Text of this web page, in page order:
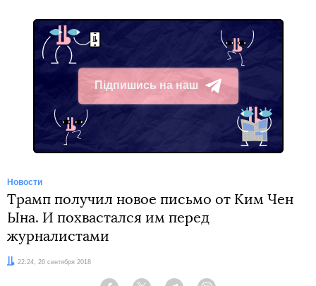
Підпишись на наш
Telegram
Новости
Трамп получил новое письмо от Ким Чен
Ына. И похвастался им перед
журналистами
Дата:22:24, 26 сентября 2018